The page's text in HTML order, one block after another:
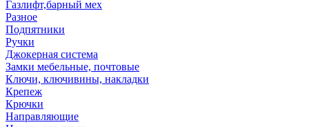
Газлифт,барный мех
Разное
Подпятники
Ручки
Джокерная система
Замки мебельные, почтовые
Ключи, ключивины, накладки
Крепеж
Крючки
Направляющие